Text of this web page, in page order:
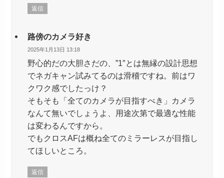
返信
路傍のカメラ好き
2025年1月13日 13:18
野心的だの大胆さだの、”1″とは無縁の設計思想
でネガキャン試みてるのは滑稽ですね。前はワ
クワク感でしたっけ？
そもそも「全てのカメラが目指すべき」カメラ
なんて無いでしょうよ、用途次第で最適な性能
は変わるんですから。
でもクロスAFは概ね全てのミラーレスが目指し
てほしいところ。
返信